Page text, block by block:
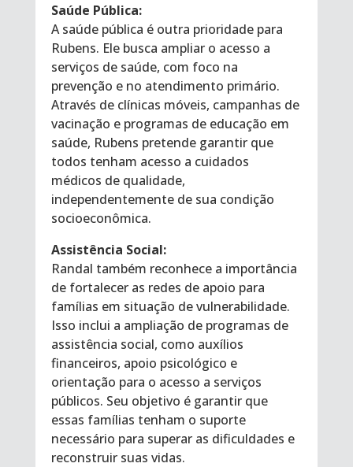
Saúde Pública:
A saúde pública é outra prioridade para
Rubens. Ele busca ampliar o acesso a
serviços de saúde, com foco na
prevenção e no atendimento primário.
Através de clínicas móveis, campanhas de
vacinação e programas de educação em
saúde, Rubens pretende garantir que
todos tenham acesso a cuidados
médicos de qualidade,
independentemente de sua condição
socioeconômica.
Assistência Social:
Randal também reconhece a importância
de fortalecer as redes de apoio para
famílias em situação de vulnerabilidade.
Isso inclui a ampliação de programas de
assistência social, como auxílios
financeiros, apoio psicológico e
orientação para o acesso a serviços
públicos. Seu objetivo é garantir que
essas famílias tenham o suporte
necessário para superar as dificuldades e
reconstruir suas vidas.